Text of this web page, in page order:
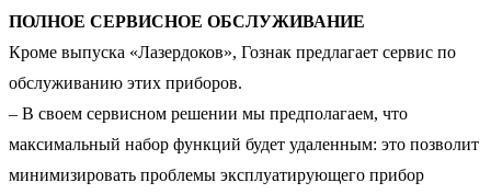
ПОЛНОЕ СЕРВИСНОЕ ОБСЛУЖИВАНИЕ
Кроме выпуска «Лазердоков», Гознак предлагает сервис по
обслуживанию этих приборов.
– В своем сервисном решении мы предполагаем, что
максимальный набор функций будет удаленным: это позволит
минимизировать проблемы эксплуатирующего прибор